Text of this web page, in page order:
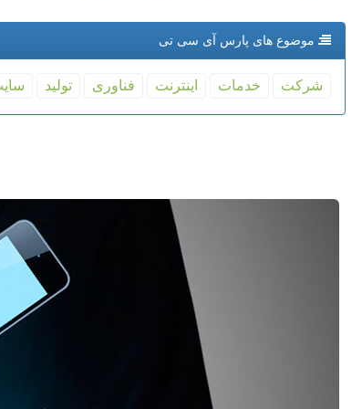
موضوع های پارس آی سی تی
شركت خدمات اینترنت فناوری تولید